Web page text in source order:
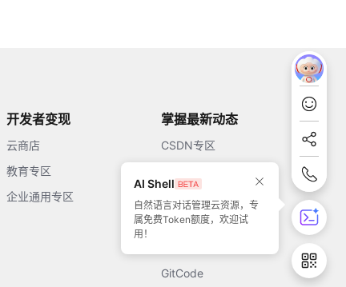
开发者变现
云商店
教育专区
企业通用专区
掌握最新动态
CSDN专区
51CTO
GitCode
AI Shell
自然语言对话管理云资源，专
属免费Token额度，欢迎试
用！